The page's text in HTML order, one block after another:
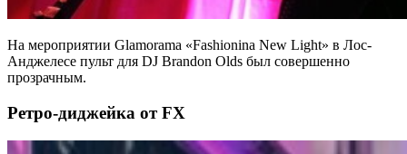
На мероприятии Glamorama «Fashionina New Light» в Лос-
Анджелесе пульт для DJ Brandon Olds был совершенно
прозрачным.
Ретро-диджейка от FX